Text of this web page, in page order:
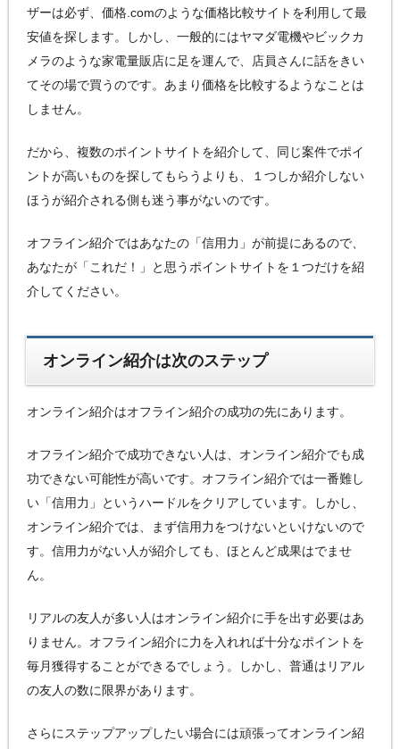
ザーは必ず、価格.comのような価格比較サイトを利用して最
安値を探します。しかし、一般的にはヤマダ電機やビックカ
メラのような家電量販店に足を運んで、店員さんに話をきい
てその場で買うのです。あまり価格を比較するようなことは
しません。
だから、複数のポイントサイトを紹介して、同じ案件でポイ
ントが高いものを探してもらうよりも、１つしか紹介しない
ほうが紹介される側も迷う事がないのです。
オフライン紹介ではあなたの「信用力」が前提にあるので、
あなたが「これだ！」と思うポイントサイトを１つだけを紹
介してください。
オンライン紹介は次のステップ
オンライン紹介はオフライン紹介の成功の先にあります。
オフライン紹介で成功できない人は、オンライン紹介でも成
功できない可能性が高いです。オフライン紹介では一番難し
い「信用力」というハードルをクリアしています。しかし、
オンライン紹介では、まず信用力をつけないといけないので
す。信用力がない人が紹介しても、ほとんど成果はでませ
ん。
リアルの友人が多い人はオンライン紹介に手を出す必要はあ
りません。オフライン紹介に力を入れれば十分なポイントを
毎月獲得することができるでしょう。しかし、普通はリアル
の友人の数に限界があります。
さらにステップアップしたい場合には頑張ってオンライン紹